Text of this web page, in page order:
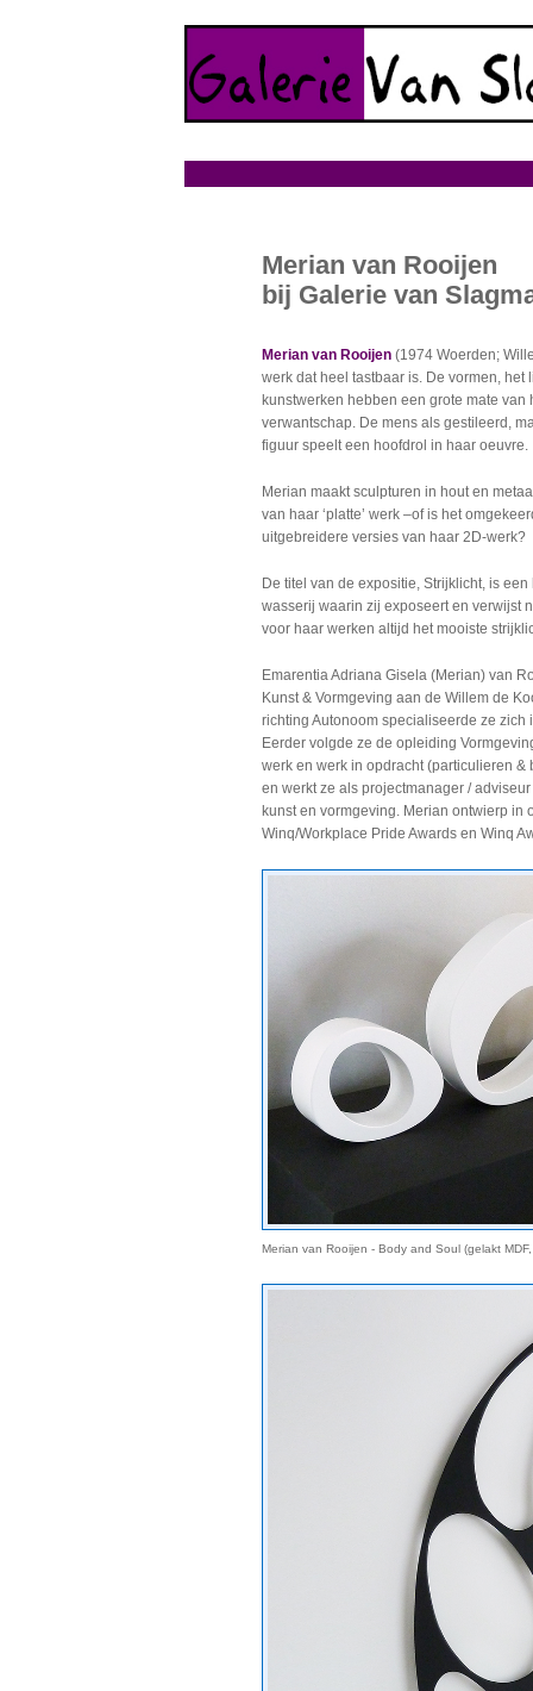
Merian van Rooijen
bij Galerie van
Merian van Rooijen (1974 Woerden;
werk dat heel tastbaar is. De vormen, het
kunstwerken hebben een grote mate
verwantschap. De mens als gestileerd,
figuur speelt een hoofdrol in haar oeuvre.
Merian maakt sculpturen in hout en
van haar ‘platte’ werk –of is het
uitgebreidere versies van haar 2D-werk?
De titel van de expositie, Strijklicht, is
wasserij waarin zij exposeert en verwijst
voor haar werken altijd het mooiste
Emarentia Adriana Gisela (Merian) van
Kunst & Vormgeving aan de Willem de
richting Autonoom specialiseerde ze
Eerder volgde ze de opleiding
werk en werk in opdracht (particulieren &
en werkt ze als projectmanager /
kunst en vormgeving. Merian ontwierp in
Winq/Workplace Pride Awards en Winq
Merian van Rooijen - Body and Soul (gelakt